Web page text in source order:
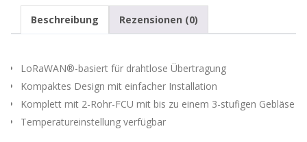
Beschreibung Rezensionen (0)
LoRaWAN®-basiert für drahtlose Übertragung
Kompaktes Design mit einfacher Installation
Komplett mit 2-Rohr-FCU mit bis zu einem 3-stufigen Gebläse
Temperatureinstellung verfügbar